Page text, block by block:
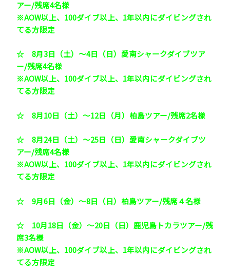
アー/残席4名様
※AOW以上、100ダイブ以上、1年以内にダイビングされ
てる方限定
☆ 8月3日（土）～4日（日）愛南シャークダイブツア
ー/残席4名様
※AOW以上、100ダイブ以上、1年以内にダイビングされ
てる方限定
☆ 8月10日（土）～12日（月）柏島ツアー/残席2名様
☆ 8月24日（土）～25日（日）愛南シャークダイブツ
アー/残席4名様
※AOW以上、100ダイブ以上、1年以内にダイビングされ
てる方限定
☆ 9月6日（金）～8日（日）柏島ツアー/残席４名様
☆ 10月18日（金）～20日（日）鹿児島トカラツアー/残
席3名様
※AOW以上、100ダイブ以上、1年以内にダイビングされ
てる方限定